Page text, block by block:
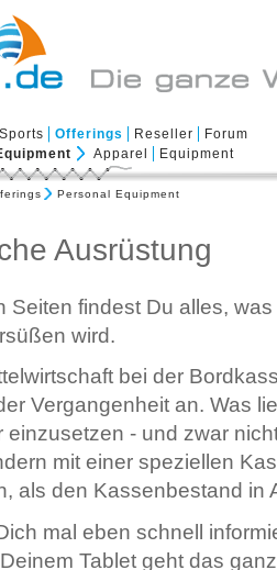
Offerings Reseller
Forum
Apparel Equipment
Personal Equipment
Ausrüstung
Seiten findest Du alles,
wird.
bei der
Vergangenheit an. Was
einzusetzen - und zwar
mit einer speziellen
als den Kassenbestand in
mal eben schnell
Tablet geht das